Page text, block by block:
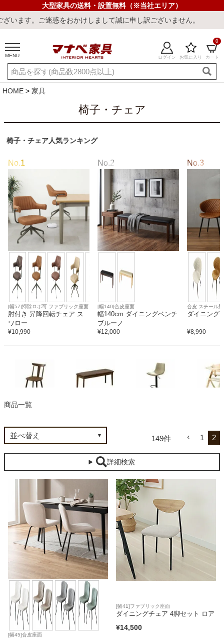
大型家具の送料・設置無料（※当社エリア）
訳ございません。
MENU ログイン お気に入り カート
0
ご利用ガイド 新規会員登録
店舗一覧 閲覧履歴
キーワード・商品番号で探す
最短発送 冷感ラグ 冷感寝具 ワークデスク ウィルトンラ
カテゴリから探す
ソファ
テレビ台・リビング家具
収納家具
学習机
ホームオフィス
こたつ
HOME 家具
椅子・チェア
椅子・チェア人気ランキング
[幅57]掃除ロボ可 ファブリック座面
肘付き 昇降回転チェア ス
ワロー
¥10,990
[幅140]合皮座面
幅140cm ダイニングベンチ
ブルーノ
¥12,000
合皮 スチール
ダイニング
¥8,990
ダイニングチェア
商品一覧
149 1 2
詳細検索
[幅45]合皮座面
[幅41]ファブリック座面
ダイニングチェア 4脚セット ロア
¥14,500